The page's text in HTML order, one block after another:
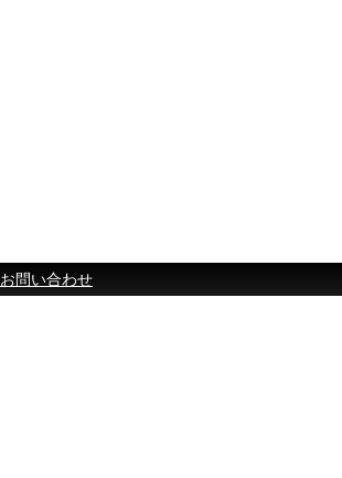
お問い合わせ